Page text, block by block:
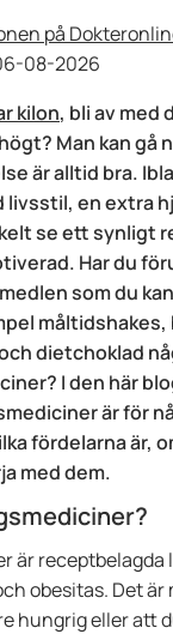
på
08-2026
kilon, bli av med
Man kan gå
är alltid bra.
livsstil, en extra
se ett synligt
Har du
som du
dietchoklad
I den här
är för
fördelarna är,
med dem.
är receptbelagda
obesitas. Det är
hungrig eller att